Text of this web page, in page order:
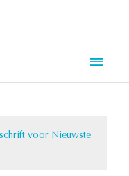
voor Nieuwste